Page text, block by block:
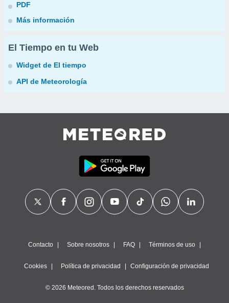
PDF
Más información
El Tiempo en tu Web
Widget de El tiempo
API de Meteorología
Contacto Sobre nosotros FAQ Términos de uso
Cookies Política de privacidad Configuración de privacidad
© 2026 Meteored. Todos los derechos reservados